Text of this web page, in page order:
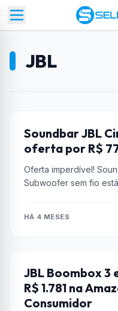
JBL
AMPLIFICADORES DE
Soundbar JBL
oferta por R$
Oferta imperdível!
Subwoofer sem fio
HÁ 4 MESES
AMAZON
JBL Boombox
R$ 1.781 na
Consumidor